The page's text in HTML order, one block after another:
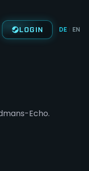
LOGIN DE | EN
Echo.